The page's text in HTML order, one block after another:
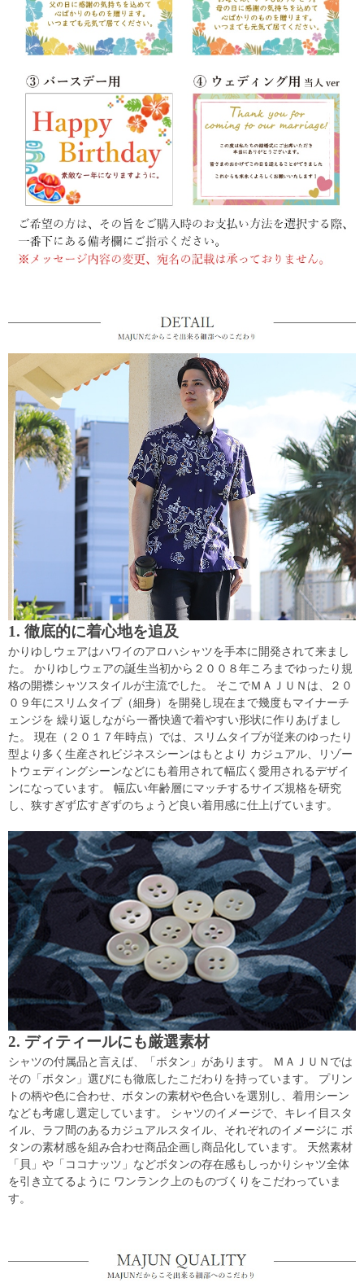
1. 徹底的に着心地を追及
かりゆしウェアはハワイのアロハシャツを手本に開発されて来まし
た。 かりゆしウェアの誕生当初から２００８年ころまでゆったり規
格の開襟シャツスタイルが主流でした。 そこでＭＡＪＵＮは、２０
０９年にスリムタイプ（細身）を開発し現在まで幾度もマイナーチ
ェンジを 繰り返しながら一番快適で着やすい形状に作りあげまし
た。 現在（２０１７年時点）では、スリムタイプが従来のゆったり
型より多く生産されビジネスシーンはもとより カジュアル、リゾー
トウェディングシーンなどにも着用されて幅広く愛用されるデザイ
ンになっています。 幅広い年齢層にマッチするサイズ規格を研究
し、狭すぎず広すぎずのちょうど良い着用感に仕上げています。
2. ディティールにも厳選素材
シャツの付属品と言えば、「ボタン」があります。 ＭＡＪＵＮでは
その「ボタン」選びにも徹底したこだわりを持っています。 プリン
トの柄や色に合わせ、ボタンの素材や色合いを選別し、着用シーン
なども考慮し選定しています。 シャツのイメージで、キレイ目スタ
イル、ラフ間のあるカジュアルスタイル、それぞれのイメージに ボ
タンの素材感を組み合わせ商品企画し商品化しています。 天然素材
「貝」や「ココナッツ」などボタンの存在感もしっかりシャツ全体
を引き立てるように ワンランク上のものづくりをこだわっていま
す。